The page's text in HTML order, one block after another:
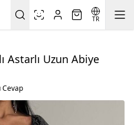
TR
Astarlı Uzun Abiye
Cevap